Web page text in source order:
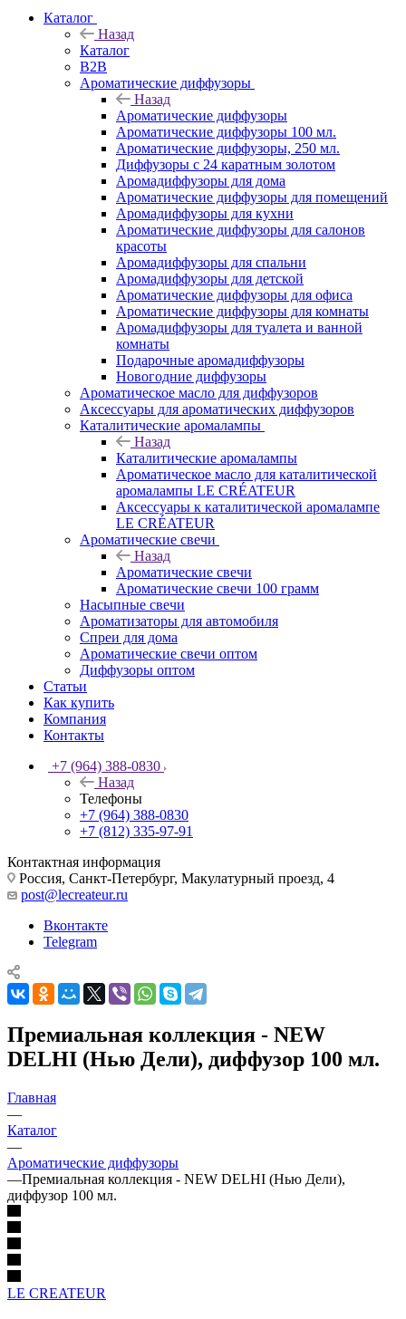
Каталог
Назад
Каталог
B2B
Ароматические диффузоры
Назад
Ароматические диффузоры
Ароматические диффузоры 100 мл.
Ароматические диффузоры, 250 мл.
Диффузоры с 24 каратным золотом
Аромадиффузоры для дома
Ароматические диффузоры для помещений
Аромадиффузоры для кухни
Ароматические диффузоры для салонов
красоты
Аромадиффузоры для спальни
Аромадиффузоры для детской
Ароматические диффузоры для офиса
Ароматические диффузоры для комнаты
Аромадиффузоры для туалета и ванной
комнаты
Подарочные аромадиффузоры
Новогодние диффузоры
Ароматическое масло для диффузоров
Аксессуары для ароматических диффузоров
Каталитические аромалампы
Назад
Каталитические аромалампы
Ароматическое масло для каталитической
аромалампы LE CRÉATEUR
Аксессуары к каталитической аромалампе
LE CRÉATEUR
Ароматические свечи
Назад
Ароматические свечи
Ароматические свечи 100 грамм
Насыпные свечи
Ароматизаторы для автомобиля
Спреи для дома
Ароматические свечи оптом
Диффузоры оптом
Статьи
Как купить
Компания
Контакты
+7 (964) 388-0830
Назад
Телефоны
+7 (964) 388-0830
+7 (812) 335-97-91
Контактная информация
Россия, Санкт-Петербург, Макулатурный проезд, 4
post@lecreateur.ru
Вконтакте
Telegram
Премиальная коллекция - NEW
DELHI (Нью Дели), диффузор 100 мл.
Главная
—
Каталог
—
Ароматические диффузоры
—Премиальная коллекция - NEW DELHI (Нью Дели),
диффузор 100 мл.
LE CREATEUR